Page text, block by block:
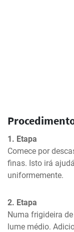
1. Etapa
Comece por
finas. Isto irá
uniformemente.
2. Etapa
Numa frigideira
lume médio.